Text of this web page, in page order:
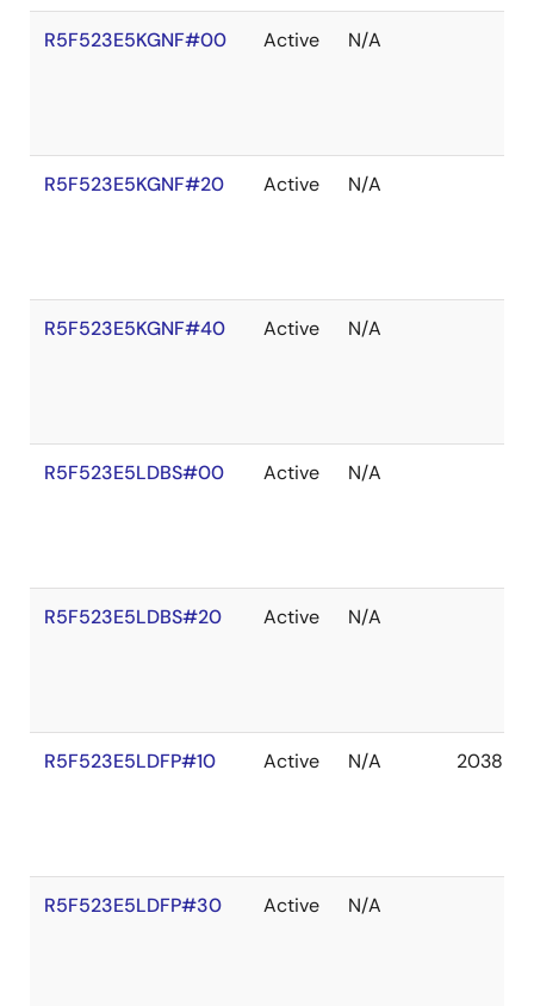
R5F523E5KGNF#00 Active N/A
R5F523E5KGNF#20 Active N/A
R5F523E5KGNF#40 Active N/A
R5F523E5LDBS#00 Active N/A
R5F523E5LDBS#20 Active N/A
R5F523E5LDFP#10 Active N/A 2038
R5F523E5LDFP#30 Active N/A